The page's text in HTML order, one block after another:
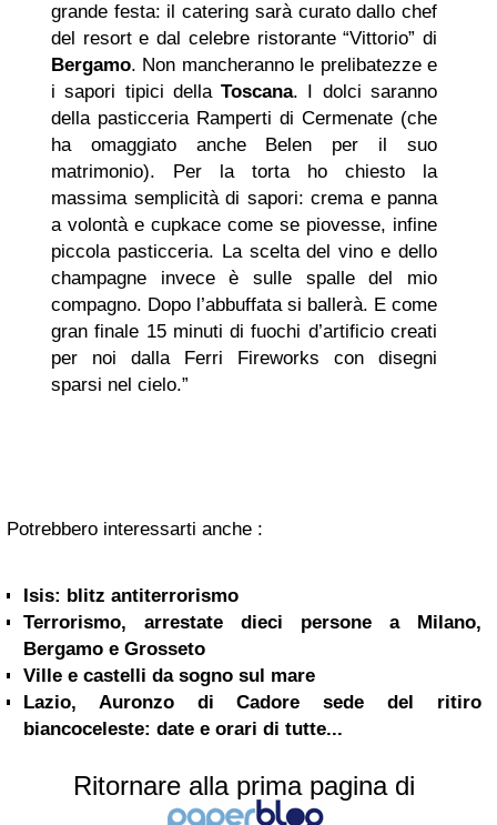
grande festa: il catering sarà curato dallo chef
del resort e dal celebre ristorante “Vittorio” di
Bergamo. Non mancheranno le prelibatezze e
i sapori tipici dellaToscana. I dolci saranno
della pasticceria Ramperti di Cermenate (che
ha omaggiato anche Belen per il suo
matrimonio). Per la torta ho chiesto la
massima semplicità di sapori: crema e panna
a volontà e cupkace come se piovesse, infine
piccola pasticceria. La scelta del vino e dello
champagne invece è sulle spalle del mio
compagno. Dopo l’abbuffata si ballerà. E come
gran finale 15 minuti di fuochi d’artificio creati
per noi dalla Ferri Fireworks con disegni
sparsi nel cielo.”
Potrebbero interessarti anche :
Isis: blitz antiterrorismo
Terrorismo, arrestate dieci persone a Milano,
Bergamo e Grosseto
Ville e castelli da sogno sul mare
Lazio, Auronzo di Cadore sede del ritiro
biancoceleste: date e orari di tutte...
Ritornare alla prima pagina di